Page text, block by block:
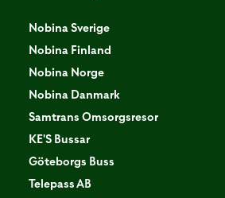
Nobina Sverige
Nobina Finland
Nobina Norge
Nobina Danmark
Samtrans Omsorgsresor
KE'S Bussar
Göteborgs Buss
Telepass AB